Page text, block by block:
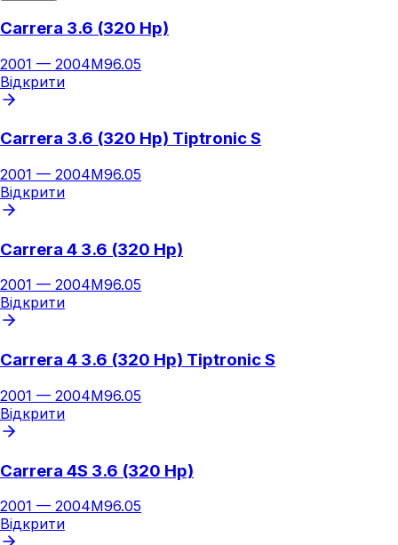
Carrera 3.6 (320 Hp)
2001 — 2004M96.05
Відкрити
Carrera 3.6 (320 Hp) Tiptronic S
2001 — 2004M96.05
Відкрити
Carrera 4 3.6 (320 Hp)
2001 — 2004M96.05
Відкрити
Carrera 4 3.6 (320 Hp) Tiptronic S
2001 — 2004M96.05
Відкрити
Carrera 4S 3.6 (320 Hp)
2001 — 2004M96.05
Відкрити